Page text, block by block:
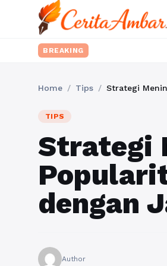
BREAKING
Home / Tips / Strategi
TIPS
Strategi
dengan
Author